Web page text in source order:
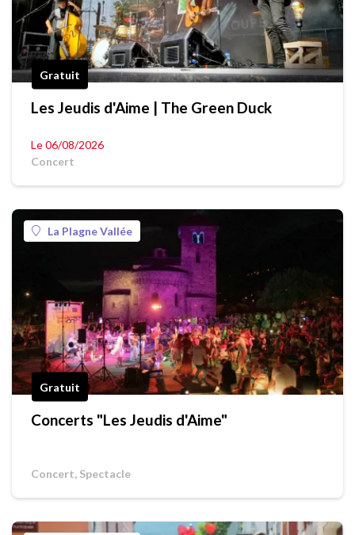
Gratuit
Les Jeudis d'Aime | The Green Duck
Le 06/08/2026
Concert
La Plagne Vallée
Gratuit
Concerts "Les Jeudis d'Aime"
Concert, Spectacle